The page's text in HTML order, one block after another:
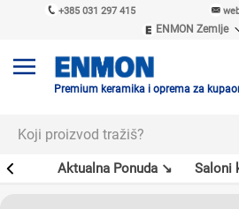
+385 031 297 415
ENMON Zemlje
ENMON MKD
Premium keramika i oprema za
Aktualna Ponuda ↘ Saloni